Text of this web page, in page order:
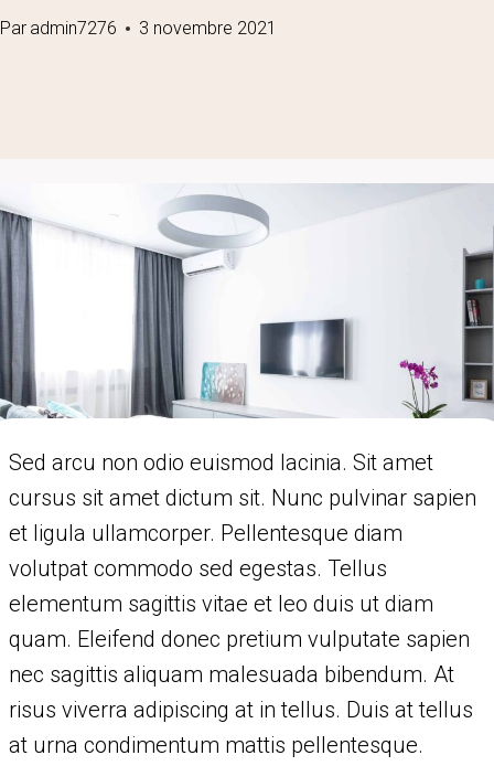
Par admin7276 3 novembre 2021
Sed arcu non odio euismod lacinia. Sit amet
cursus sit amet dictum sit. Nunc pulvinar sapien
et ligula ullamcorper. Pellentesque diam
volutpat commodo sed egestas. Tellus
elementum sagittis vitae et leo duis ut diam
quam. Eleifend donec pretium vulputate sapien
nec sagittis aliquam malesuada bibendum. At
risus viverra adipiscing at in tellus. Duis at tellus
at urna condimentum mattis pellentesque.